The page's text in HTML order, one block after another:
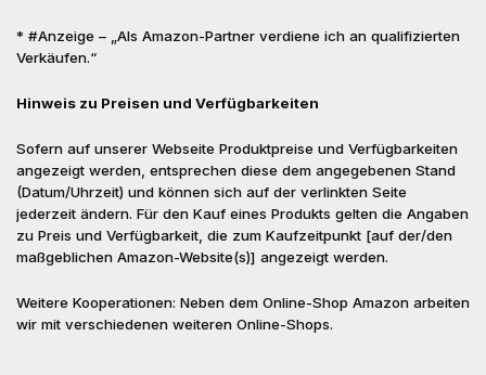
* #Anzeige – „Als Amazon-Partner verdiene ich an qualifizierten
Verkäufen.“
Hinweis zu Preisen und Verfügbarkeiten
Sofern auf unserer Webseite Produktpreise und Verfügbarkeiten
angezeigt werden, entsprechen diese dem angegebenen Stand
(Datum/Uhrzeit) und können sich auf der verlinkten Seite
jederzeit ändern. Für den Kauf eines Produkts gelten die Angaben
zu Preis und Verfügbarkeit, die zum Kaufzeitpunkt [auf der/den
maßgeblichen Amazon-Website(s)] angezeigt werden.
Weitere Kooperationen: Neben dem Online-Shop Amazon arbeiten
wir mit verschiedenen weiteren Online-Shops.